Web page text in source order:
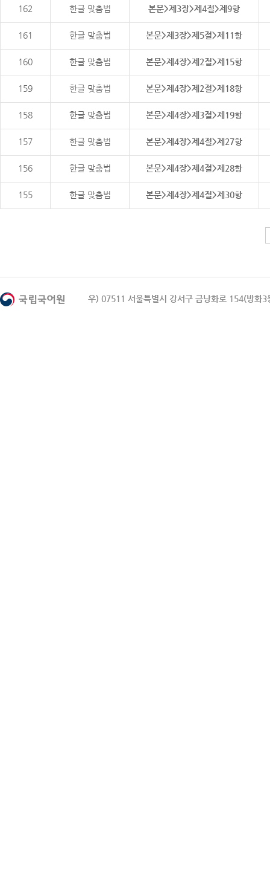
162 한글 맞춤법 본문>제3장>제4절>제9항
161 한글 맞춤법 본문>제3장>제5절>제11항
160 한글 맞춤법 본문>제4장>제2절>제15항
159 한글 맞춤법 본문>제4장>제2절>제18항
158 한글 맞춤법 본문>제4장>제3절>제19항
157 한글 맞춤법 본문>제4장>제4절>제27항
156 한글 맞춤법 본문>제4장>제4절>제28항
155 한글 맞춤법 본문>제4장>제4절>제30항
우) 07511 서울특별시 강서구 금낭화로 154(방화3